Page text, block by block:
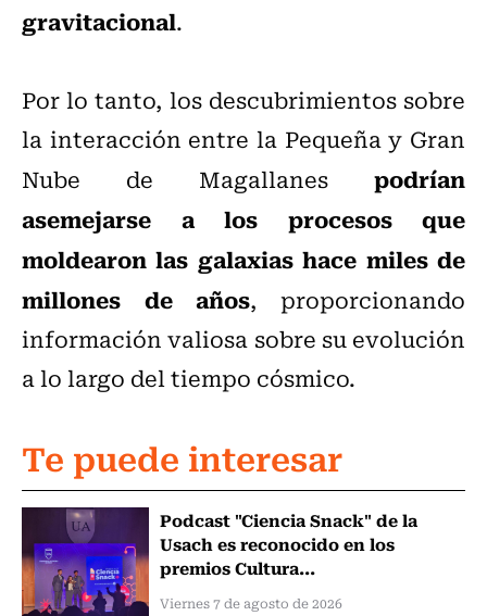
gravitacional.
Por lo tanto, los descubrimientos sobre
la interacción entre la Pequeña y Gran
Nube de Magallanes podrían
asemejarse a los procesos que
moldearon las galaxias hace miles de
millones de años, proporcionando
información valiosa sobre su evolución
a lo largo del tiempo cósmico.
Te puede interesar
Podcast "Ciencia Snack" de la
Usach es reconocido en los
premios Cultura...
Viernes 7 de agosto de 2026